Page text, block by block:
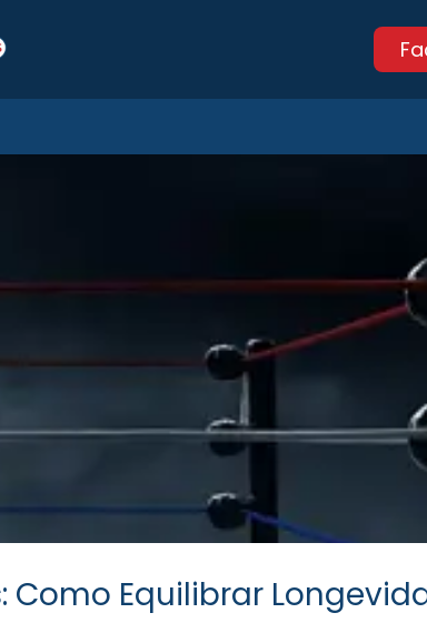
Como Equilibrar